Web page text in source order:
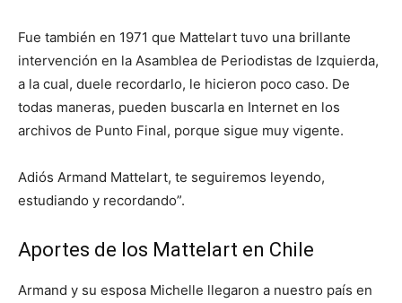
Fue también en 1971 que Mattelart tuvo una brillante
intervención en la Asamblea de Periodistas de Izquierda,
a la cual, duele recordarlo, le hicieron poco caso. De
todas maneras, pueden buscarla en Internet en los
archivos de Punto Final, porque sigue muy vigente.
Adiós Armand Mattelart, te seguiremos leyendo,
estudiando y recordando”.
Aportes de los Mattelart en Chile
Armand y su esposa Michelle llegaron a nuestro país en